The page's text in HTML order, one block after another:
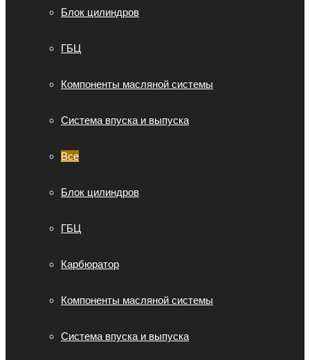
Блок цилиндров
ГБЦ
Компоненты масляной системы
Система впуска и выпуска
Все
Блок цилиндров
ГБЦ
Карбюратор
Компоненты масляной системы
Система впуска и выпуска